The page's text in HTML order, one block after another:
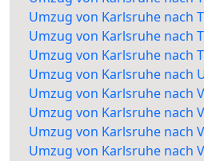
Umzug von Karlsruhe nach
Umzug von Karlsruhe nach
Umzug von Karlsruhe nach
Umzug von Karlsruhe nach
Umzug von Karlsruhe nach
Umzug von Karlsruhe nach
Umzug von Karlsruhe nach
Umzug von Karlsruhe nach